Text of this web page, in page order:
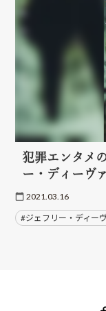
犯罪エンタメ
ー・ディーヴ
2021.03.16
#ジェフリー・ディー